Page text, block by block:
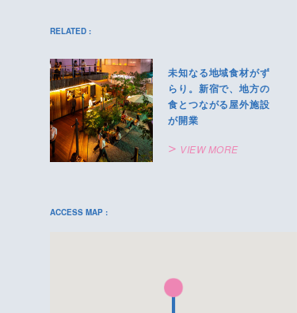
RELATED :
未知なる地域食材がず
らり。新宿で、地方の
食とつながる屋外施設
が開業
VIEW MORE
ACCESS MAP :